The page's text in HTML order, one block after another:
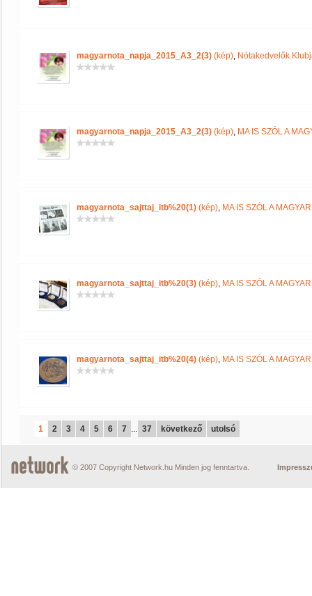
magyarnota_napja_2015_A3_2(3) (kép), Nótakedvelők
magyarnota_napja_2015_A3_2(3) (kép), MA IS SZÓL A
magyarnota_sajttaj_itb%20(1) (kép), MA IS SZÓL A
magyarnota_sajttaj_itb%20(3) (kép), MA IS SZÓL A
magyarnota_sajttaj_itb%20(4) (kép), MA IS SZÓL A
1 2 3 4 5 6 7 ... 37 következő utolsó
© 2007 Copyright Network.hu Minden jog fenntartva.